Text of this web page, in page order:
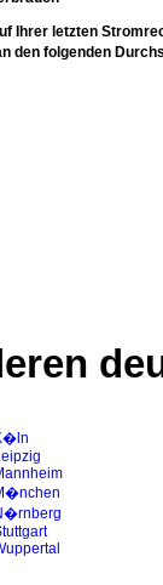
Ihrer letzten
den folgenden